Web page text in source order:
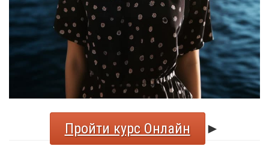
Пройти курс Онлайн
►